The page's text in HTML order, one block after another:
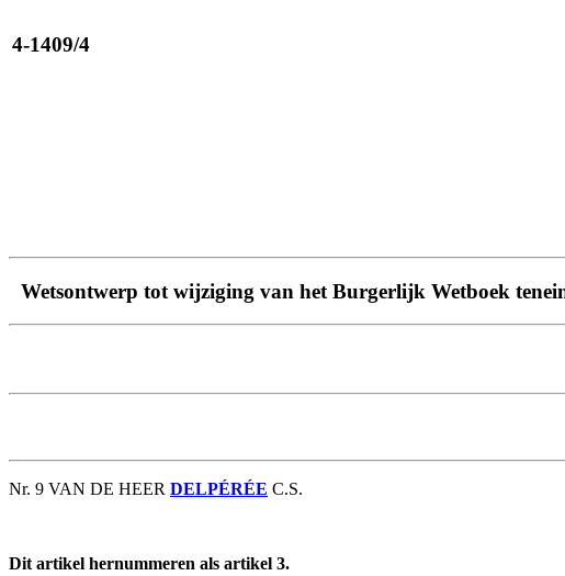
4-1409/4
Wetsontwerp tot wijziging van het Burgerlijk Wetboek
Nr. 9 VAN DE HEER DELPÉRÉE C.S.
Dit artikel hernummeren als artikel 3.